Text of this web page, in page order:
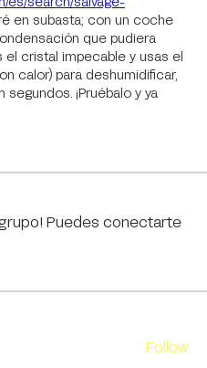
en subasta; con un coche
que pudiera
el cristal impecable y usas el
calor) para deshumidificar,
¡Pruébalo y ya
grupo! Puedes conectarte
Follow